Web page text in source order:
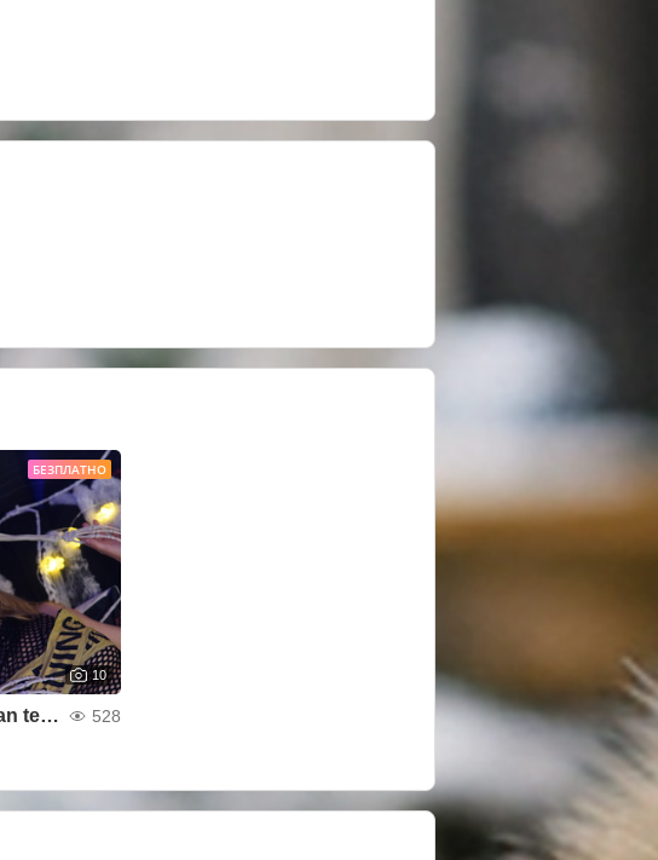
БЕЗПЛАТНО
10
Tease me so I can tease you better 528